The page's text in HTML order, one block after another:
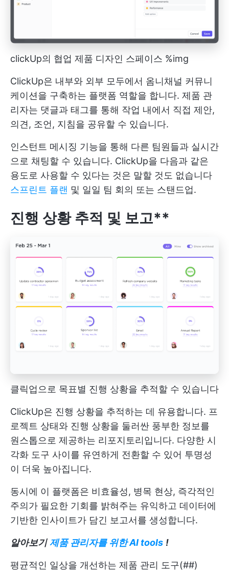
clickUp의 협업 제품 디자인 스페이스 %img
ClickUp은 내부와 외부 모두에서 옴니채널 커뮤니
케이션을 구축하는 플랫폼 역할을 합니다. 제품 관
리자는 댓글과 태그를 통해 작업 내에서 직접 제안,
의견, 조언, 지침을 공유할 수 있습니다.
인스턴트 메시징 기능을 통해 다른 팀원들과 실시간
으로 채팅할 수 있습니다. ClickUp을 다음과 같은
용도로 사용할 수 있다는 것은 말할 것도 없습니다
스프린트 플랜 및 일일 팀 회의 또는 스탠드업.
진행 상황 추적 및 보고**
클릭업으로 목표별 진행 상황을 추적할 수 있습니다
ClickUp은 진행 상황을 추적하는 데 유용합니다. 프
로젝트 상태와 진행 상황을 둘러싼 풍부한 정보를
원스톱으로 제공하는 리포지토리입니다. 다양한 시
각화 도구 사이를 유연하게 전환할 수 있어 투명성
이 더욱 높아집니다.
동시에 이 플랫폼은 비효율성, 병목 현상, 즉각적인
주의가 필요한 기회를 밝혀주는 유익하고 데이터에
기반한 인사이트가 담긴 보고서를 생성합니다.
알아보기 제품 관리자를 위한 AI tools !
평균적인 일상을 개선하는 제품 관리 도구(##)